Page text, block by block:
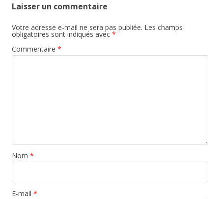
Laisser un commentaire
Votre adresse e-mail ne sera pas publiée. Les champs
obligatoires sont indiqués avec *
Commentaire *
Nom *
E-mail *